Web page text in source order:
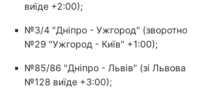
виїде +2:00);
№3/4 "Дніпро - Ужгород" (зворотно
№29 "Ужгород - Київ" +1:00);
№85/86 "Дніпро - Львів" (зі Львова
№128 виїде +3:00);